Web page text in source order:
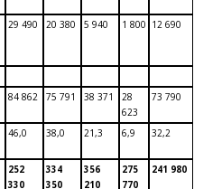
29 490 20 380 5 940 1 800 12 690
84 862 75 791 38 371
28
623
73 790
46,0 38,0 21,3 6,9 32,2
252
330
334
350
356
210
275
770
241 980